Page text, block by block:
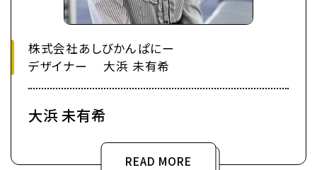
株式会社あしびかんぱにー
デザイナー 大浜 未有希
大浜 未有希
READ MORE